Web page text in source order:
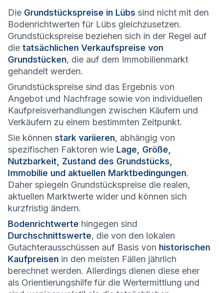
Die Grundstückspreise in Lübs sind nicht mit den
Bodenrichtwerten für Lübs gleichzusetzen.
Grundstückspreise beziehen sich in der Regel auf
die tatsächlichen Verkaufspreise von
Grundstücken, die auf dem Immobilienmarkt
gehandelt werden.
Grundstückspreise sind das Ergebnis von
Angebot und Nachfrage sowie von individuellen
Kaufpreisverhandlungen zwischen Käufern und
Verkäufern zu einem bestimmten Zeitpunkt.
Sie können stark variieren, abhängig von
spezifischen Faktoren wie Lage, Größe,
Nutzbarkeit, Zustand des Grundstücks,
Immobilie und aktuellen Marktbedingungen.
Daher spiegeln Grundstückspreise die realen,
aktuellen Marktwerte wider und können sich
kurzfristig ändern.
Bodenrichtwerte hingegen sind
Durchschnittswerte, die von den lokalen
Gutachterausschüssen auf Basis von historischen
Kaufpreisen in den meisten Fällen jährlich
berechnet werden. Allerdings dienen diese eher
als Orientierungshilfe für die Wertermittlung und